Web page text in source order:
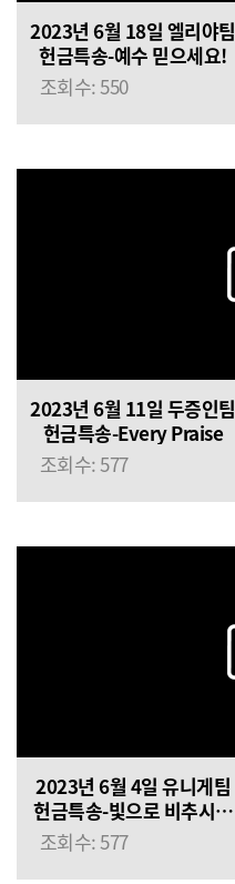
2023년 6월 18일 엘리야팀
헌금특송-예수 믿으세요!
조회수: 550
2023년 6월 11일 두증인팀
헌금특송-Every Praise
조회수: 577
2023년 6월 4일 유니게팀
헌금특송-빛으로 비추시네
(아이자야씩스티원)
조회수: 577